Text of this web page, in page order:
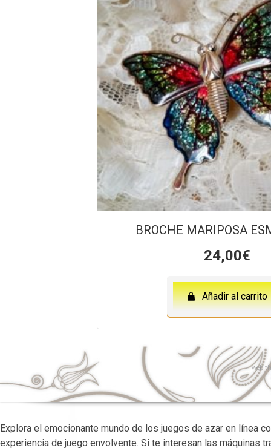
BROCHE MARIPOSA
24,00€
Añadir al carrito
web
Explora el emocionante mundo de los juegos de azar en línea
experiencia de juego envolvente. Si te interesan las máquinas